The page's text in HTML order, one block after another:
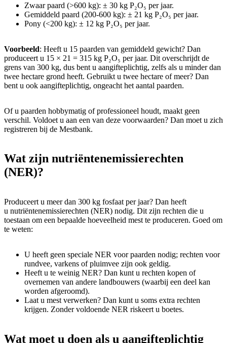
Zwaar paard (>600 kg): ± 30 kg P₂O₅ per jaar.
Gemiddeld paard (200-600 kg): ± 21 kg P₂O₅ per jaar.
Pony (<200 kg): ± 12 kg P₂O₅ per jaar.
Voorbeeld: Heeft u 15 paarden van gemiddeld gewicht? Dan
produceert u 15 × 21 = 315 kg P₂O₅ per jaar. Dit overschrijdt de
grens van 300 kg, dus bent u aangifteplichtig, zelfs als u minder dan
twee hectare grond heeft. Gebruikt u twee hectare of meer? Dan
bent u ook aangifteplichtig, ongeacht het aantal paarden.
Of u paarden hobbymatig of professioneel houdt, maakt geen
verschil. Voldoet u aan een van deze voorwaarden? Dan moet u zich
registreren bij de Mestbank.
Wat zijn nutriëntenemissierechten
(NER)?
Produceert u meer dan 300 kg fosfaat per jaar? Dan heeft
u nutriëntenemissierechten (NER) nodig. Dit zijn rechten die u
toestaan om een bepaalde hoeveelheid mest te produceren. Goed om
te weten:
U heeft geen speciale NER voor paarden nodig; rechten voor
rundvee, varkens of pluimvee zijn ook geldig.
Heeft u te weinig NER? Dan kunt u rechten kopen of
overnemen van andere landbouwers (waarbij een deel kan
worden afgeroomd).
Laat u mest verwerken? Dan kunt u soms extra rechten
krijgen. Zonder voldoende NER riskeert u boetes.
Wat moet u doen als u aangifteplichtig